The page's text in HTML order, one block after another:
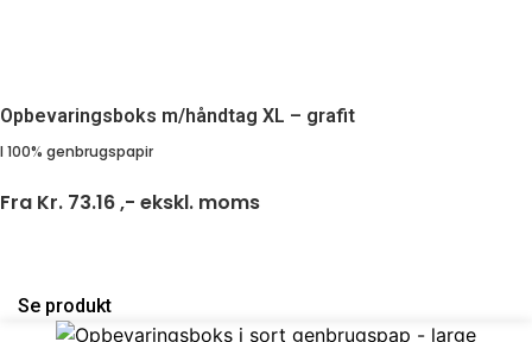
Opbevaringsboks m/håndtag XL – grafit
I 100% genbrugspapir
Fra Kr. 73.16 ,- ekskl. moms
Se produkt